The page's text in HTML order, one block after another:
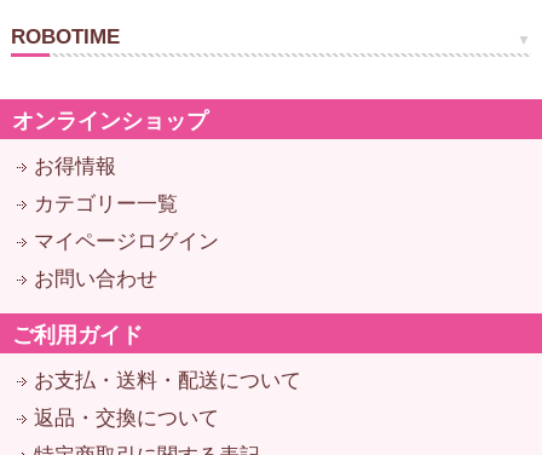
ROBOTIME
オンラインショップ
お得情報
カテゴリー一覧
マイページログイン
お問い合わせ
ご利用ガイド
お支払・送料・配送について
返品・交換について